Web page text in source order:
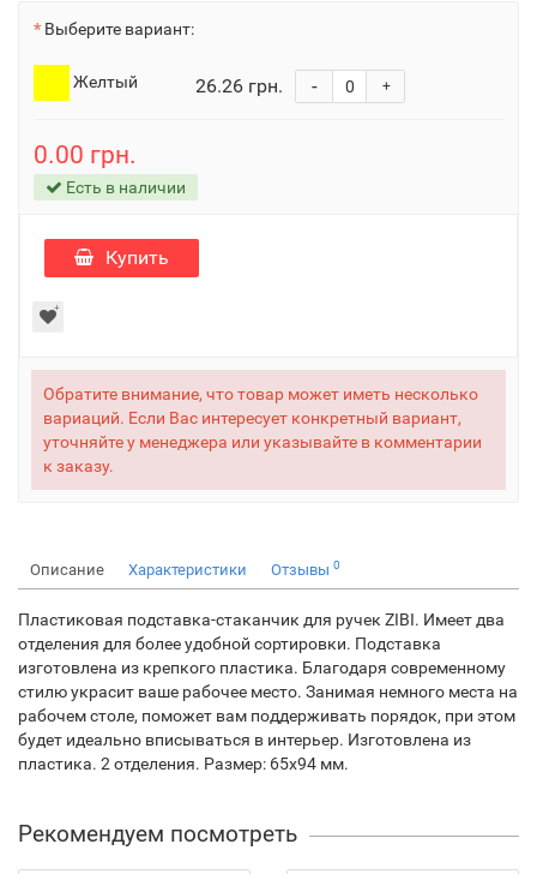
Выберите вариант:
Желтый 26.26 грн. +
-
0.00 грн.
Есть в наличии
Купить
Обратите внимание, что товар может иметь несколько
вариаций. Если Вас интересует конкретный вариант,
уточняйте у менеджера или указывайте в комментарии
к заказу.
Описание Характеристики Отзывы 0
Пластиковая подставка-стаканчик для ручек ZIBI. Имеет два
отделения для более удобной сортировки. Подставка
изготовлена из крепкого пластика. Благодаря современному
стилю украсит ваше рабочее место. Занимая немного места на
рабочем столе, поможет вам поддерживать порядок, при этом
будет идеально вписываться в интерьер. Изготовлена из
пластика. 2 отделения. Размер: 65х94 мм.
Рекомендуем посмотреть